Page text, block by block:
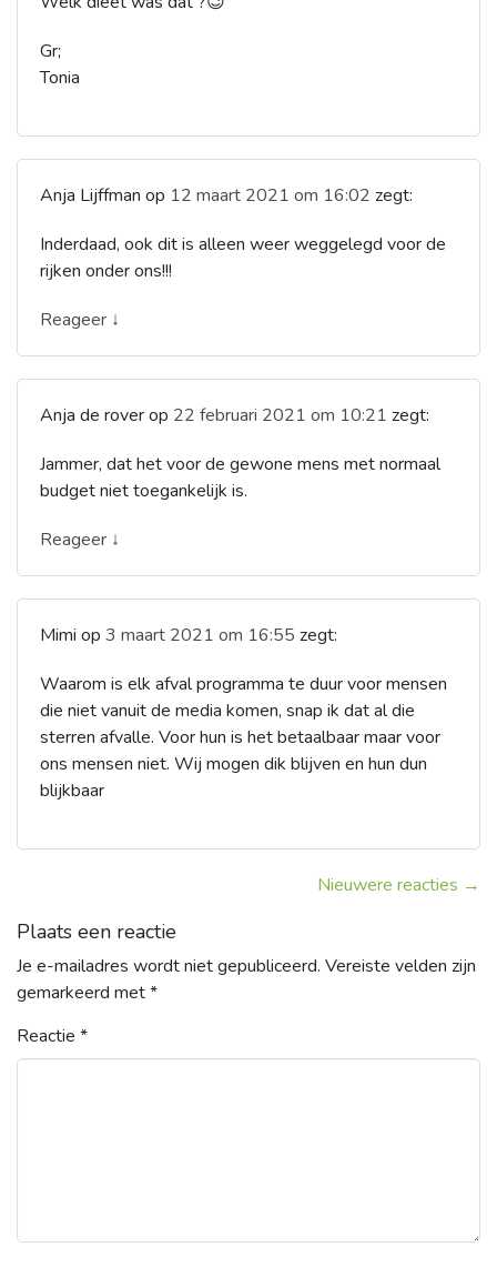
Gr;
Tonia
Anja Lijffman op 12 maart 2021 om 16:02 zegt:
Inderdaad, ook dit is alleen weer weggelegd voor de
rijken onder ons!!!
Reageer ↓
Anja de roverop 22 februari 2021 om 10:21 zegt:
Jammer, dat het voor de gewone mens met normaal
budget niet toegankelijk is.
Reageer ↓
Mimi op 3 maart 2021 om 16:55 zegt:
Waarom is elk afval programma te duur voor mensen
die niet vanuit de media komen, snap ik dat al die
sterren afvalle. Voor hun is het betaalbaar maar voor
ons mensen niet. Wij mogen dik blijven en hun dun
blijkbaar
Nieuwere reacties →
Plaats een reactie
Je e-mailadres wordt niet gepubliceerd. Vereiste velden zijn
gemarkeerd met*
Reactie *